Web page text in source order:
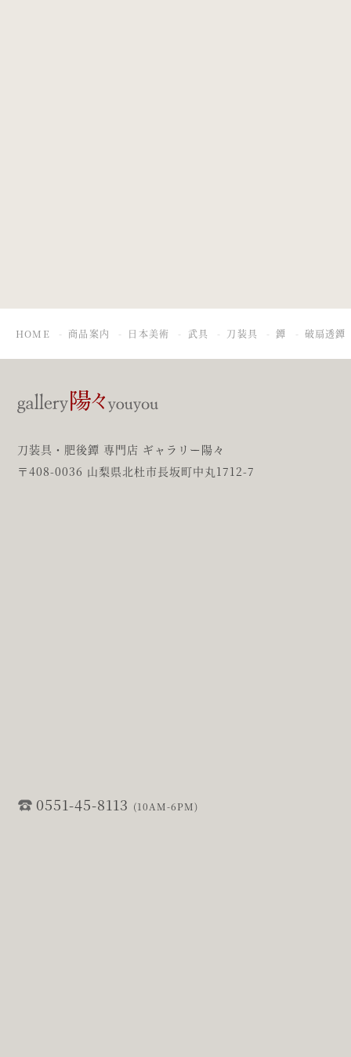
HOME 商品案内 日本美術 武具 刀装具 鐔 破扇透鐔
刀装具・肥後鐔 専門店 ギャラリー陽々
〒408-0036 山梨県北杜市長坂町中丸1712-7
0551-45-8113 (10AM-6PM)